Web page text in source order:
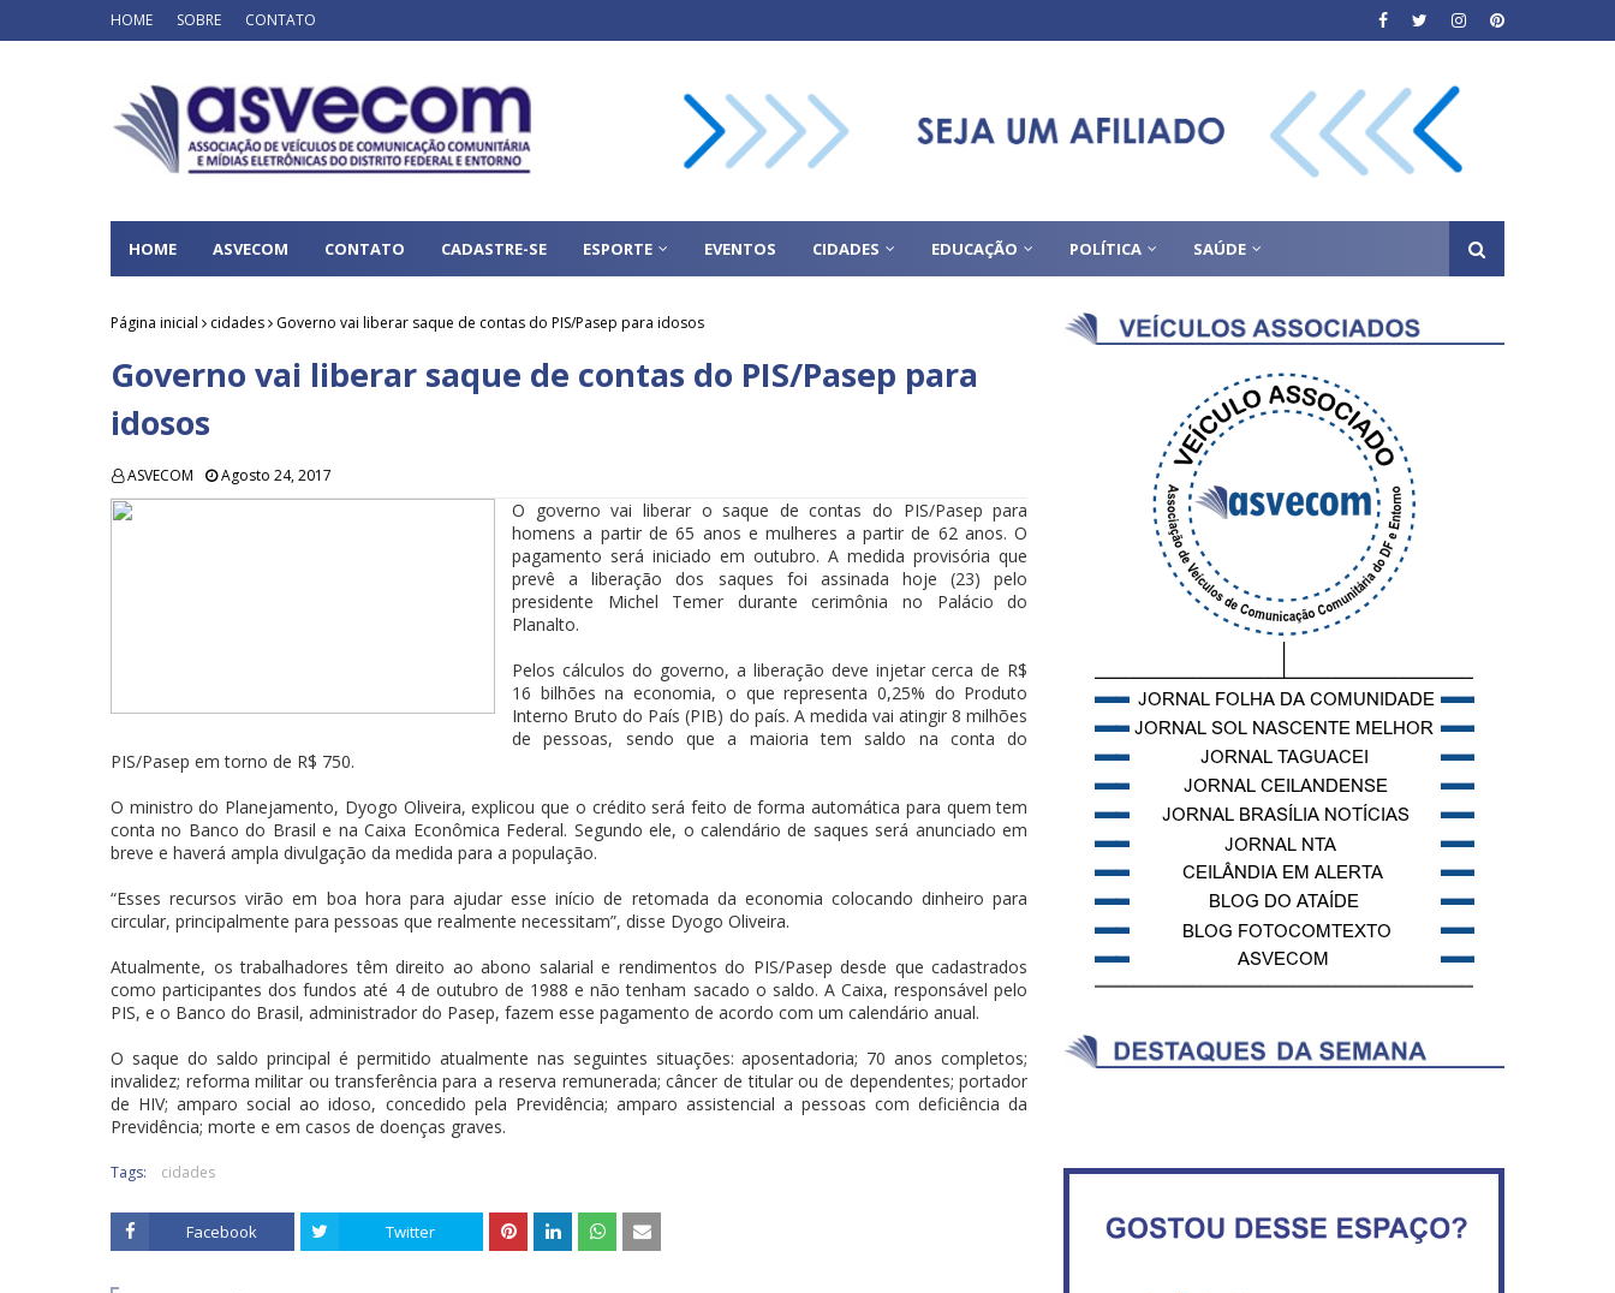
HOME SOBRE CONTATO
HOME ASVECOM CONTATO CADASTRE-SE ESPORTE EVENTOS CIDADES EDUCAÇÃO POLÍTICA SAÚDE
Página inicial cidades Governo vai liberar saque de contas do PIS/Pasep para idosos
Governo vai liberar saque de contas do PIS/Pasep para
idosos
ASVECOM Agosto 24, 2017
O governo vai liberar o saque de contas do PIS/Pasep para
homens a partir de 65 anos e mulheres a partir de 62 anos. O
pagamento será iniciado em outubro. A medida provisória que
prevê a liberação dos saques foi assinada hoje (23) pelo
presidente Michel Temer durante cerimônia no Palácio do
Planalto.
Pelos cálculos do governo, a liberação deve injetar cerca de R$
16 bilhões na economia, o que representa 0,25% do Produto
Interno Bruto do País (PIB) do país. A medida vai atingir 8 milhões
de pessoas, sendo que a maioria tem saldo na conta do
PIS/Pasep em torno de R$ 750.
O ministro do Planejamento, Dyogo Oliveira, explicou que o crédito será feito de forma automática para quem tem
conta no Banco do Brasil e na Caixa Econômica Federal. Segundo ele, o calendário de saques será anunciado em
breve e haverá ampla divulgação da medida para a população.
“Esses recursos virão em boa hora para ajudar esse início de retomada da economia colocando dinheiro para
circular, principalmente para pessoas que realmente necessitam”, disse Dyogo Oliveira.
Atualmente, os trabalhadores têm direito ao abono salarial e rendimentos do PIS/Pasep desde que cadastrados
como participantes dos fundos até 4 de outubro de 1988 e não tenham sacado o saldo. A Caixa, responsável pelo
PIS, e o Banco do Brasil, administrador do Pasep, fazem esse pagamento de acordo com um calendário anual.
O saque do saldo principal é permitido atualmente nas seguintes situações: aposentadoria; 70 anos completos;
invalidez; reforma militar ou transferência para a reserva remunerada; câncer de titular ou de dependentes; portador
de HIV; amparo social ao idoso, concedido pela Previdência; amparo assistencial a pessoas com deficiência da
Previdência; morte e em casos de doenças graves.
Tags: cidades
Facebook Twitter